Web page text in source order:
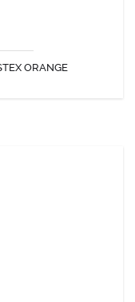
ORANGE
GLENTEX